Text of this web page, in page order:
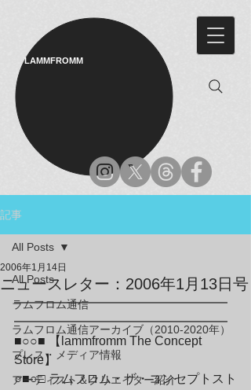
LAMMFROMM​
記事
All Posts
ラムフロム通信
ラムフロム通信アーカイブ（2010-2020年）
プレス・メディア情報
アーティスト＆クリエイター紹介
All Posts
ニュースレター：2006年1月13日号
2006年1月14日
━━━━━━━━━━━━━━━━━
━━━━━━━━━━━━━━━━━
■○○■ 【lammfromm The Concept
Store】
○■○□ ラムフロム・ザ・コンセプトスト